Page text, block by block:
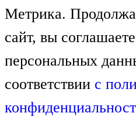
Метрика.
сайт, вы
персональных
соответствии с